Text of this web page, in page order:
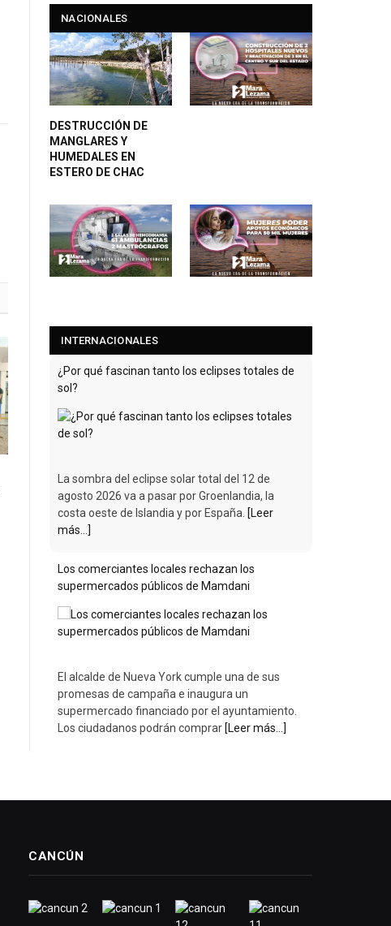
NACIONALES
DESTRUCCIÓN DE
MANGLARES Y
HUMEDALES EN
ESTERO DE CHAC
INTERNACIONALES
¿Por qué fascinan tanto los eclipses totales de
sol?
La sombra del eclipse solar total del 12 de
agosto 2026 va a pasar por Groenlandia, la
costa oeste de Islandia y por España. [Leer
más...]
Los comerciantes locales rechazan los
supermercados públicos de Mamdani
El alcalde de Nueva York cumple una de sus
promesas de campaña e inaugura un
supermercado financiado por el ayuntamiento.
Los ciudadanos podrán comprar [Leer más...]
CANCÚN